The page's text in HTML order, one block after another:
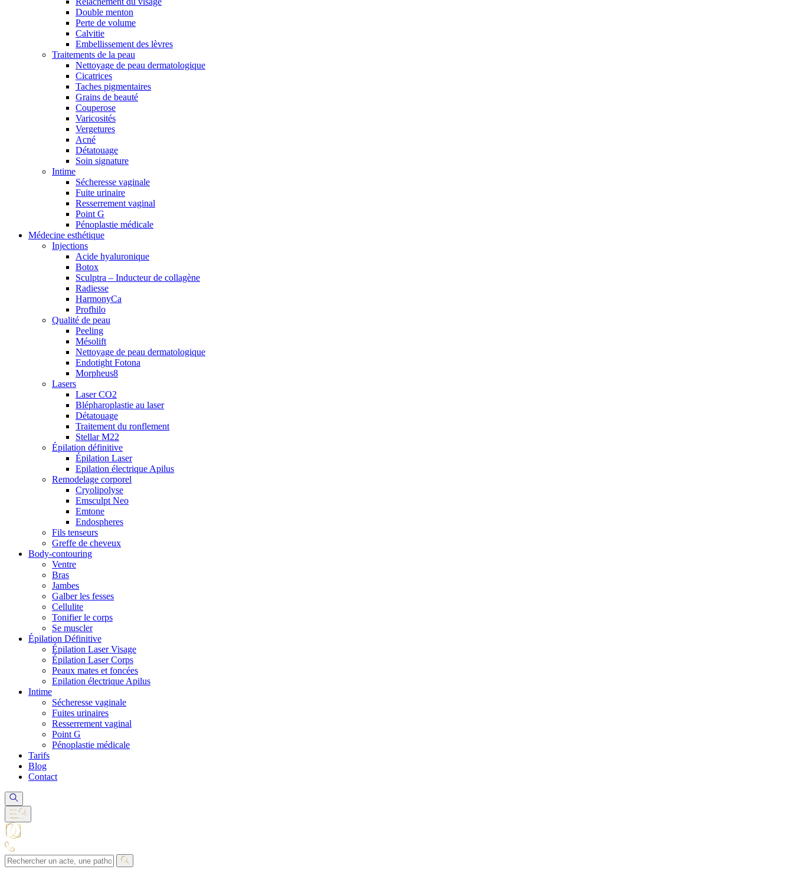
Double menton
Perte de volume
Calvitie
Embellissement des lèvres
Traitements de la peau
Nettoyage de peau dermatologique
Cicatrices
Taches pigmentaires
Grains de beauté
Couperose
Varicosités
Vergetures
Acné
Détatouage
Soin signature
Intime
Sécheresse vaginale
Fuite urinaire
Resserrement vaginal
Point G
Pénoplastie médicale
Médecine esthétique
Injections
Acide hyaluronique
Botox
Sculptra – Inducteur de collagène
Radiesse
HarmonyCa
Profhilo
Qualité de peau
Peeling
Mésolift
Nettoyage de peau dermatologique
Endotight Fotona
Morpheus8
Lasers
Laser CO2
Blépharoplastie au laser
Détatouage
Traitement du ronflement
Stellar M22
Épilation définitive
Épilation Laser
Epilation électrique Apilus
Remodelage corporel
Cryolipolyse
Emsculpt Neo
Emtone
Endospheres
Fils tenseurs
Greffe de cheveux
Body-contouring
Ventre
Bras
Jambes
Galber les fesses
Cellulite
Tonifier le corps
Se muscler
Épilation Définitive
Épilation Laser Visage
Épilation Laser Corps
Peaux mates et foncées
Epilation électrique Apilus
Intime
Sécheresse vaginale
Fuites urinaires
Resserrement vaginal
Point G
Pénoplastie médicale
Tarifs
Blog
Contact